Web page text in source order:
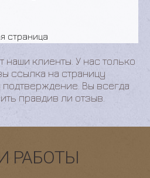
страница
наши клиенты. У нас только
ссылка на страницу
Вы всегда
правдив ли отзыв.
РАБОТЫ